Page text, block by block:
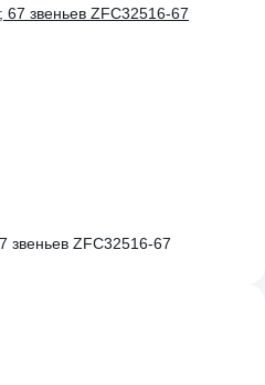
звеньев ZFC32516-67